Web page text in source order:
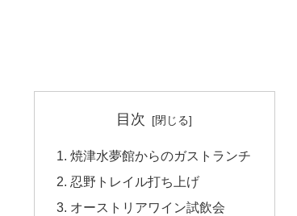
目次
焼津水夢館からのガストランチ
忍野トレイル打ち上げ
オーストリアワイン試飲会